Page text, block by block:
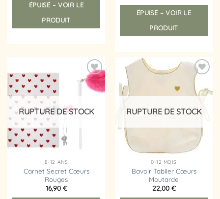
ÉPUISÉ – VOIR LE
PRODUIT
ÉPUISÉ – VOIR LE
PRODUIT
Ajouter
à la
RUPTURE DE STOCK
8-12 ANS
Carnet Secret Cœurs
Rouges
16,90 €
Ajouter
à la
liste
RUPTURE DE STOCK
0-12 MOIS
Bavoir Tablier Cœurs
Moutarde
22,00 €